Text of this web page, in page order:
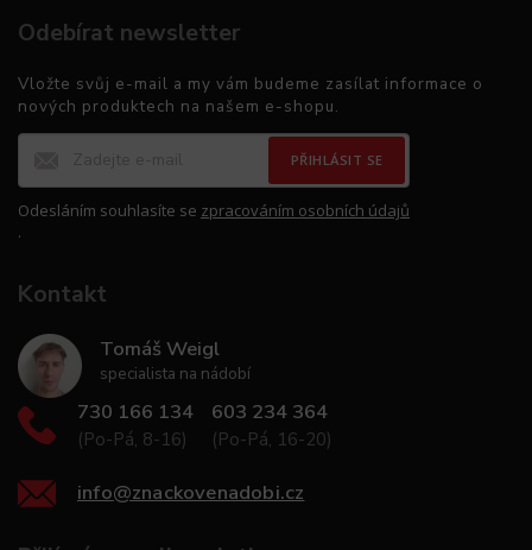
Odebírat newsletter
Vložte svůj e-mail a my vám budeme zasílat informace o
nových produktech na našem e-shopu.
PŘIHLÁSIT SE
Odesláním souhlasíte se zpracováním osobních údajů
.
Kontakt
Tomáš Weigl
specialista na nádobí
730 166 134
(Po-Pá, 8-16)
603 234 364
(Po-Pá, 16-20)
info@znackovenadobi.cz